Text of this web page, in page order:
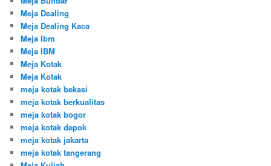
Meja Dealing
Meja Dealing Kaca
Meja Ibm
Meja IBM
Meja Kotak
Meja Kotak
meja kotak bekasi
meja kotak berkualitas
meja kotak bogor
meja kotak depok
meja kotak jakarta
meja kotak tangerang